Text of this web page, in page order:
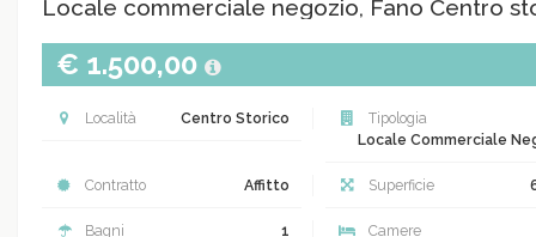
Locale commerciale negozio, Fano Centro
€ 1.500,00
Località Centro Storico
Tipologia
Locale Commerciale
Contratto Affitto Superficie
Bagni 1 Camere